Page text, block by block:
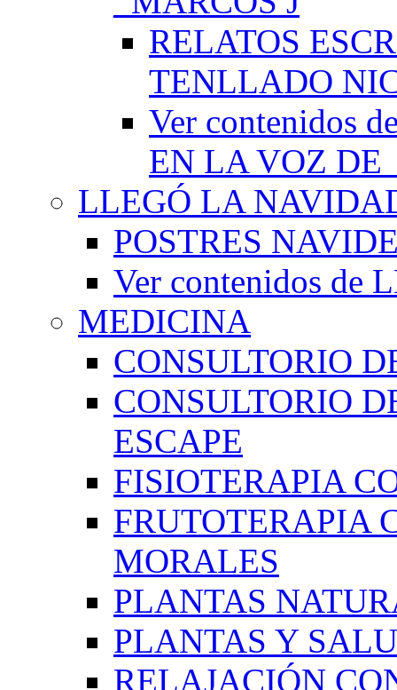
RELATOS
TENLLADO
Ver contenidos
EN LA VOZ DE
LLEGÓ LA
POSTRES
Ver contenidos de
MEDICINA
CONSULTORIO
CONSULTORIO
ESCAPE
FISIOTERAPIA
FRUTOTERAPIA
MORALES
PLANTAS
PLANTAS Y
RELAJACIÓN